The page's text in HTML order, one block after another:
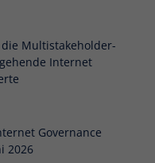
die Multistakeholder-
Internet
Governance
2026